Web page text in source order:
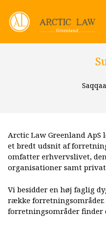
Saqqaa
Arctic Law Greenland
et bredt udsnit af
omfatter erhvervslivet,
organisationer samt
Vi besidder en høj faglig
række forretningsområder.
forretningsområder finder